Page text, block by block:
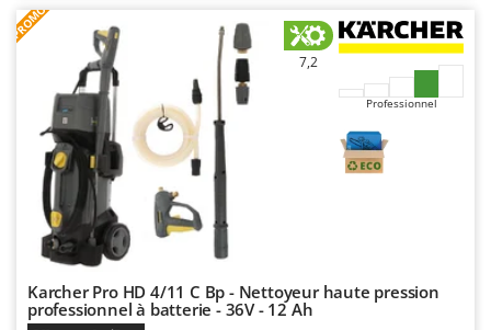
Ritter
River Systems
Robomow
Rossofuoco
Rover Pompe
Royal Food
Ryobi
S
S.T.P.
PROMO
7,2
Professionnel
Karcher Pro HD 4/11 C Bp - Nettoyeur haute pression
professionnel à batterie - 36V - 12 Ah